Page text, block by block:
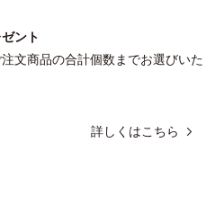
ント
文商品の合計個数までお選びいた
詳しくはこちら